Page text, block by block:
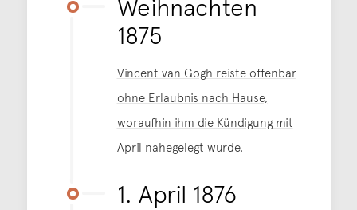
1875
Vincent van Gogh reiste offenbar
ohne Erlaubnis nach Hause,
woraufhin ihm die Kündigung mit
April nahegelegt wurde.
1. April 1876